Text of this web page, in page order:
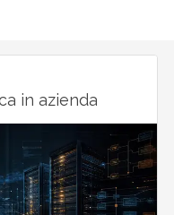
in azienda